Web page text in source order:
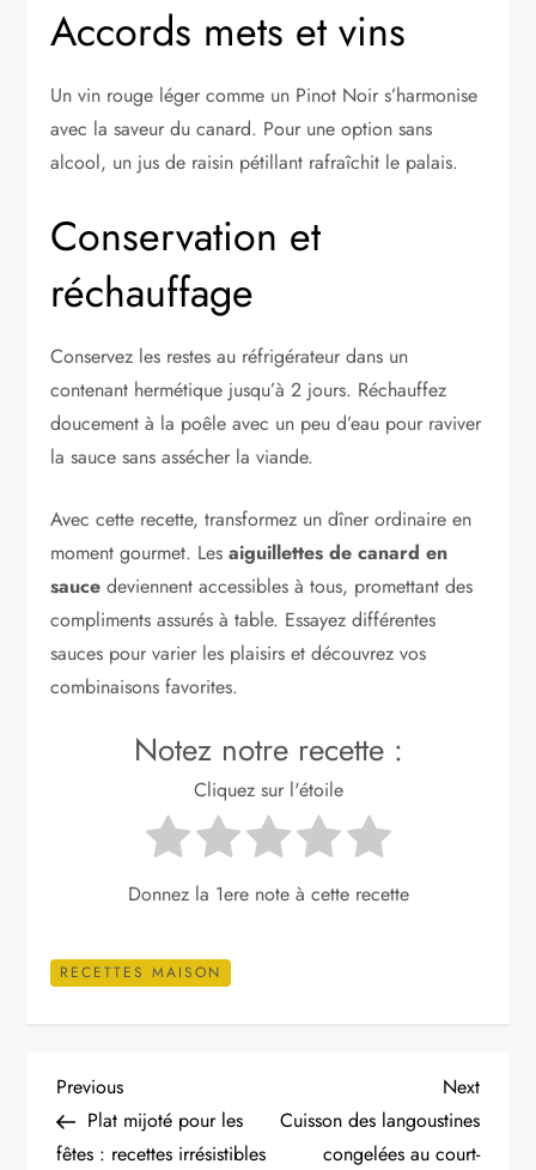
Accords mets et vins
Un vin rouge léger comme un Pinot Noir s’harmonise
avec la saveur du canard. Pour une option sans
alcool, un jus de raisin pétillant rafraîchit le palais.
Conservation et
réchauffage
Conservez les restes au réfrigérateur dans un
contenant hermétique jusqu’à 2 jours. Réchauffez
doucement à la poêle avec un peu d’eau pour raviver
la sauce sans assécher la viande.
Avec cette recette, transformez un dîner ordinaire en
moment gourmet. Lesaiguillettes de canard en
sauce deviennent accessibles à tous, promettant des
compliments assurés à table. Essayez différentes
sauces pour varier les plaisirs et découvrez vos
combinaisons favorites.
Notez notre recette :
Cliquez sur l'étoile
Donnez la 1ere note à cette recette
RECETTES MAISON
N
a
Previous
Post
Previous
Plat mijoté pour les
fêtes : recettes irrésistibles
Next
Post
Next
Cuisson des langoustines
congelées au court-